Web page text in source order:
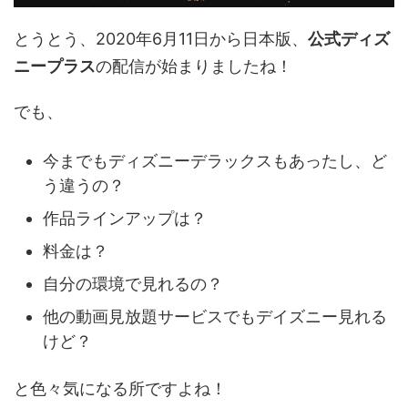
とうとう、2020年6月11日から日本版、 公式ディズ
ニープラスの配信が始まりましたね！
でも、
今までもディズニーデラックスもあったし、ど
う違うの？
作品ラインアップは？
料金は？
自分の環境で見れるの？
他の動画見放題サービスでもデイズニー見れる
けど？
と色々気になる所ですよね！